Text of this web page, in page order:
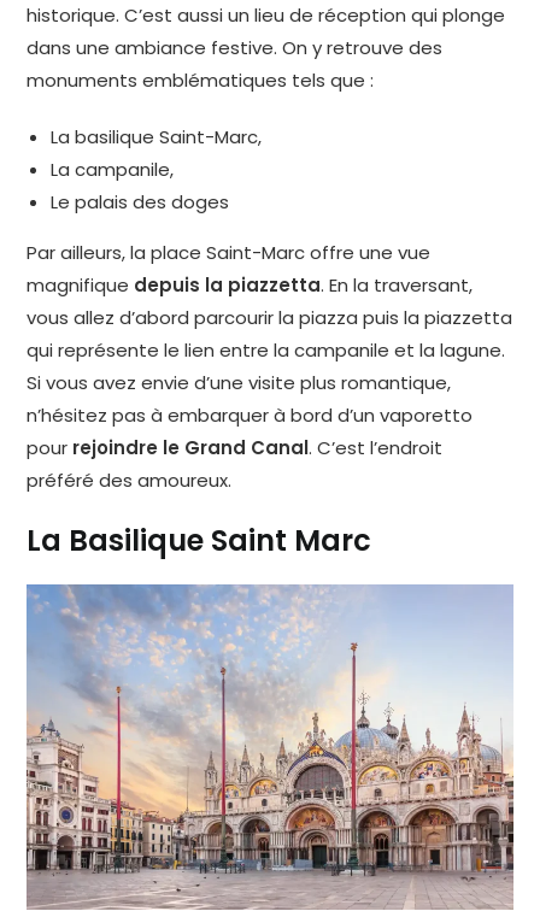
historique. C’est aussi un lieu de réception qui plonge
dans une ambiance festive. On y retrouve des
monuments emblématiques tels que :
La basilique Saint-Marc,
La campanile,
Le palais des doges
Par ailleurs, la place Saint-Marc offre une vue
magnifique depuis la piazzetta. En la traversant,
vous allez d’abord parcourir la piazza puis la piazzetta
qui représente le lien entre la campanile et la lagune.
Si vous avez envie d’une visite plus romantique,
n’hésitez pas à embarquer à bord d’un vaporetto
pour rejoindre le Grand Canal. C’est l’endroit
préféré des amoureux.
La Basilique Saint Marc